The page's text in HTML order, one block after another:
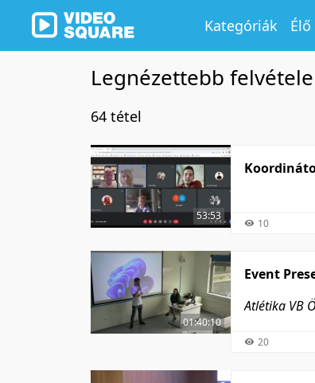
Kategóriák
Legnézettebb
64 tétel
53:53
10
01:40:10
Event
Atlétika VB
20